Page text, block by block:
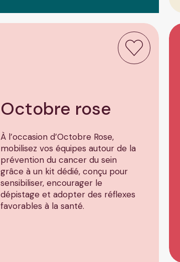
Octobre rose
À l’occasion d’Octobre Rose,
mobilisez vos équipes autour de la
prévention du cancer du sein
grâce à un kit dédié, conçu pour
sensibiliser, encourager le
dépistage et adopter des réflexes
favorables à la santé.